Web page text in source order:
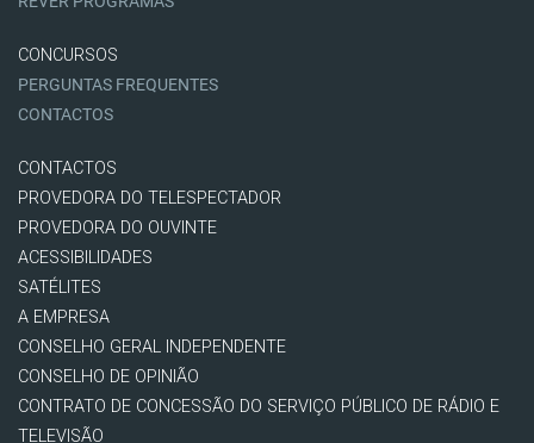
CONCURSOS
PERGUNTAS FREQUENTES
CONTACTOS
CONTACTOS
PROVEDORA DO TELESPECTADOR
PROVEDORA DO OUVINTE
ACESSIBILIDADES
SATÉLITES
A EMPRESA
CONSELHO GERAL INDEPENDENTE
CONSELHO DE OPINIÃO
CONTRATO DE CONCESSÃO DO SERVIÇO PÚBLICO DE RÁDIO E
TELEVISÃO